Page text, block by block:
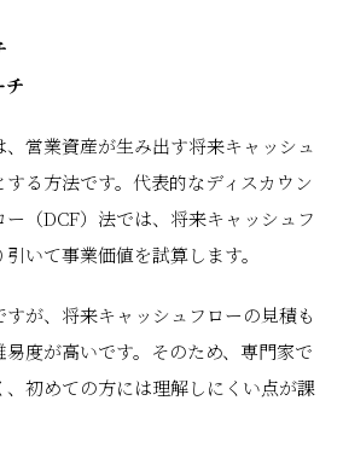
チ
営業資産が生み出す将来キャッシュ
る方法です。代表的なディスカウン
ー（DCF）法では、将来キャッシュフ
いて事業価値を試算します。
が、将来キャッシュフローの見積も
易度が高いです。そのため、専門家で
初めての方には理解しにくい点が課